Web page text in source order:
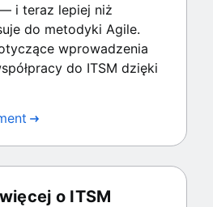
i teraz lepiej niż
do metodyki Agile.
wprowadzenia
do ITSM dzięki
o ITSM